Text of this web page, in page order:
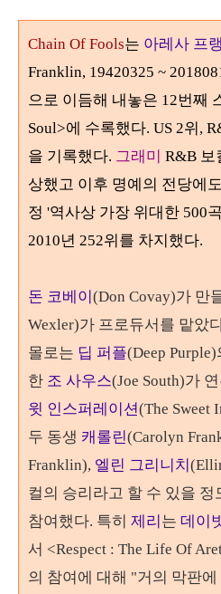
Chain Of Fools는 아레사 프
Franklin, 19420325 ~
으로 이듬해 내놓은 12번째
Soul>에 수록했다. US 2위,
을 기록했다. 그래미 R&B 보
상했고 이후 명예의 전당에
정 '역사상 가장 위대한 500
2010년 252위를 차지했다.
돈 코베이(Don Covay)가 만
Wexler)가 프로듀서를 맡았
몰로는 딥 퍼플(Deep Purple)
한 조 사우스(Joe South)가
윗 인스퍼레이션(The Sweet
두 동생 캐롤린(Carolyn
Franklin), 엘린 그리니치
컬의 승리라고 할 수 있을 정
참여했다. 특히 제리 는 데이
서 <Respect : The Life Of
의 참여에 대해 "거의 막판에